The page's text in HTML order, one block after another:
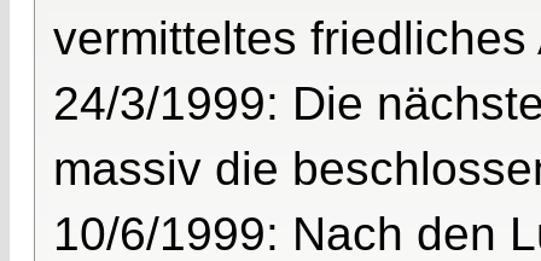
vermitteltes friedliches
24/3/1999: Die
massiv die
10/6/1999: Nach den